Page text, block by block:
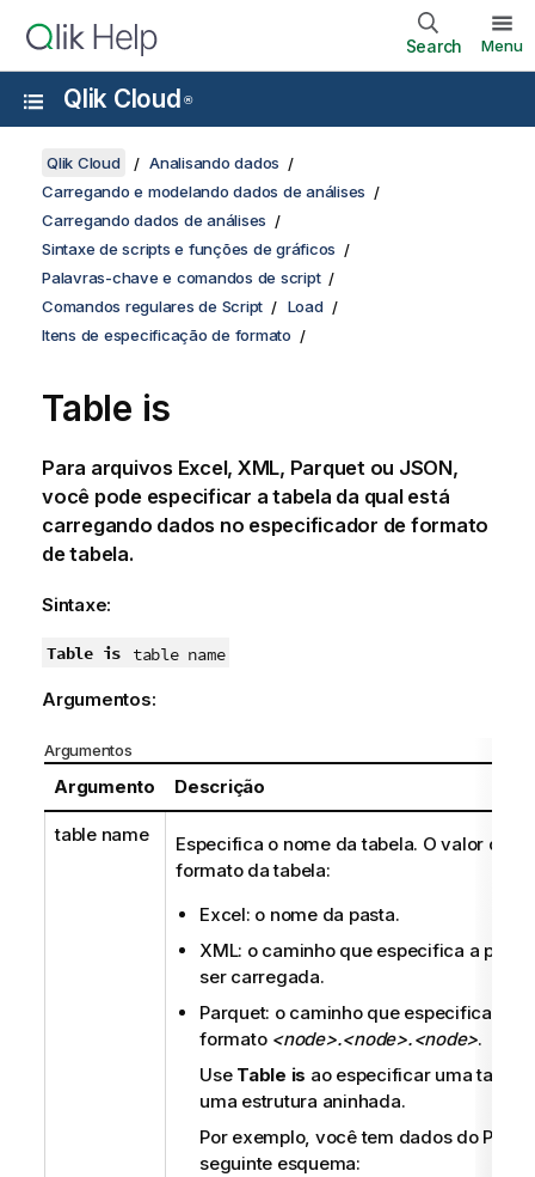
Search Menu
Qlik Cloud ®
Qlik Cloud
Analisando dados
Carregando e modelando dados de análises
Carregando dados de análises
Sintaxe de scripts e funções de gráficos
Palavras-chave e comandos de script
Comandos regulares de Script
Load
Itens de especificação de formato
Table is
Para arquivos Excel, XML, Parquet ou JSON,
você pode especificar a tabela da qual está
carregando dados no especificador de formato
de tabela.
Sintaxe:
Table is table name
Argumentos:
Argumentos
Argumento Descrição
table name
Especifica o nome da tabela. O valor
formato da tabela:
Excel: o nome da pasta.
XML: o caminho que especifica a parte
ser carregada.
Parquet: o caminho que especifica a
formato <node>.<node>.<node>.
Use Table is ao especificar uma tabela
uma estrutura aninhada.
Por exemplo, você tem dados do
seguinte esquema: